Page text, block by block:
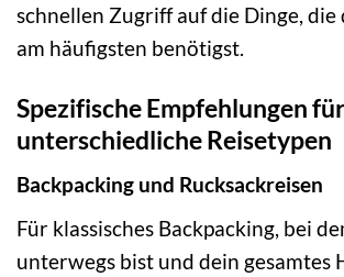
schnellen Zugriff auf die Dinge,
am häufigsten benötigst.
Spezifische Empfehlungen für
unterschiedliche Reisetypen
Backpacking und Rucksackreisen
Für klassisches Backpacking, bei
unterwegs bist und dein gesamtes